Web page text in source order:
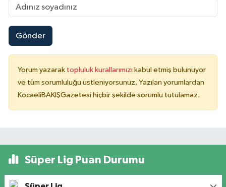
Gönder
Yorum yazarak topluluk kurallarımızı kabul etmiş bulunuyor
ve tüm sorumluluğu üstleniyorsunuz. Yazılan yorumlardan
KocaeliBAKIŞGazetesi hiçbir şekilde sorumlu tutulamaz.
Süper Lig Puan Durumu